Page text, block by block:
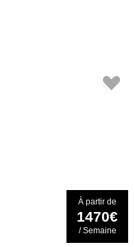
À partir de
1470€
/ Semaine